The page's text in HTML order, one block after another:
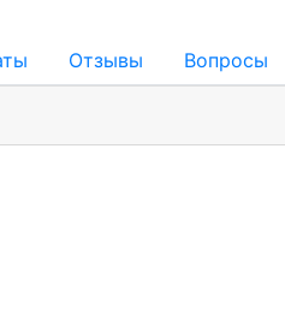
Отзывы Вопросы